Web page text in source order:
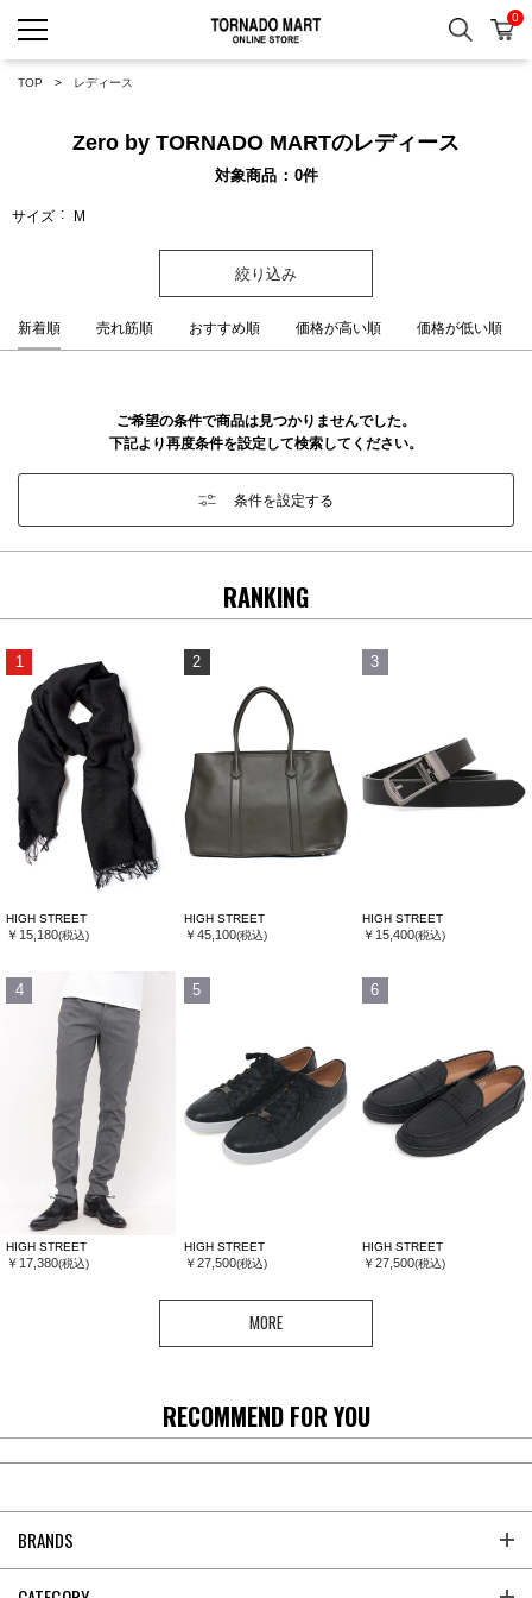
検索 カ
0
TOP レディース
Zero by TORNADO MARTのレディース
対象商品 0件
サイズ M
絞り込み
新着順 売れ筋順 おすすめ順 価格が高い順 価格が低い順
ご希望の条件で商品は見つかりませんでした。
下記より再度条件を設定して検索してください。
条件を設定する
RANKING
1
HIGH STREET
￥15,180(税込)
2
HIGH STREET
￥45,100(税込)
3
HIGH STREET
￥15,400(税込)
4
HIGH STREET
￥17,380(税込)
5
HIGH STREET
￥27,500(税込)
6
HIGH STREET
￥27,500(税込)
MORE
RECOMMEND FOR YOU
BRANDS